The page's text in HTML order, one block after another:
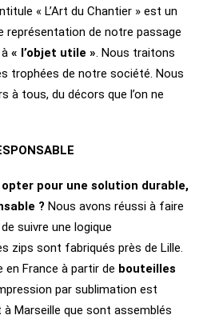
« L’Art du Chantier » est un
représentation de notre passage
« l’objet utile ». Nous traitons
trophées de notre société. Nous
à tous, du décors que l’on ne
pour une solution durable,
? Nous avons réussi à faire
de suivre une logique
zips sont fabriqués près de Lille.
France à partir de bouteilles
par sublimation est
à Marseille que sont assemblés